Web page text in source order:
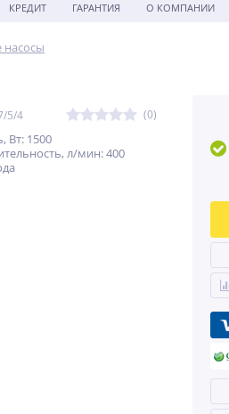
КРЕДИТ ГАРАНТИЯ О КОМПАНИИ
5/4 (0)
Вт: 1500
л/мин: 400